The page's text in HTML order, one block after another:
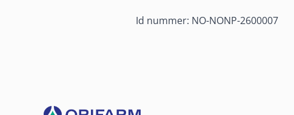
Id nummer: NO-NONP-